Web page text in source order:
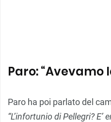
Paro:
Paro ha poi parlato del
“L’infortunio di Pellegri?